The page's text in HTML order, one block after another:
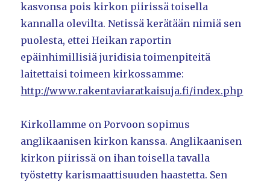
kasvonsa pois kirkon piirissä toisella
kannalla olevilta. Netissä kerätään nimiä sen
puolesta, ettei Heikan raportin
epäinhimillisiä juridisia toimenpiteitä
laitettaisi toimeen kirkossamme:
http://www.rakentaviaratkaisuja.fi/index.php
Kirkollamme on Porvoon sopimus
anglikaanisen kirkon kanssa. Anglikaanisen
kirkon piirissä on ihan toisella tavalla
työstetty karismaattisuuden haastetta. Sen